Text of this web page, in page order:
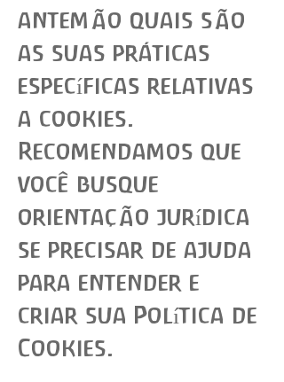
antemão quais são
as suas práticas
específicas relativas
a cookies.
Recomendamos que
você busque
orientação jurídica
se precisar de ajuda
para entender e
criar sua Política de
Cookies.